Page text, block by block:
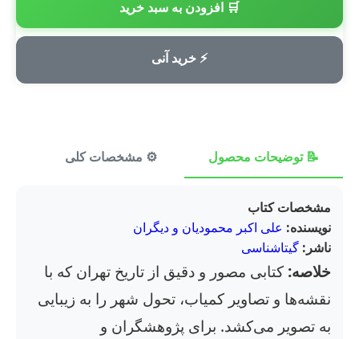
🛒 افزودن به سبد خرید
⚡ خرید آنی
💳 پرداخت امن
📝 توضیحات محصول ⚙️ مشخصات کلی
مشخصات کتاب
نویسنده: علی اکبر محمودیان و دیگران
ناشر: گیتاشناسی
خلاصه: کتابی مصور و دقیق از تاریخ تهران که با
نقشه‌ها و تصاویر کمیاب، تحول شهر را به زیبایی
به تصویر می‌کشد. برای پژوهشگران و